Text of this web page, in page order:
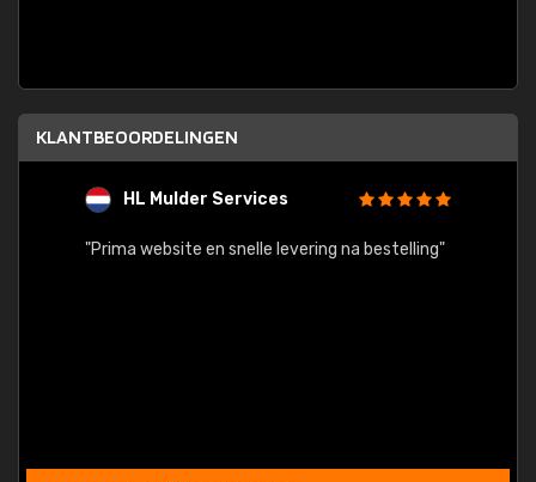
KLANTBEOORDELINGEN
HL Mulder Services
"Prima website en snelle levering na bestelling"